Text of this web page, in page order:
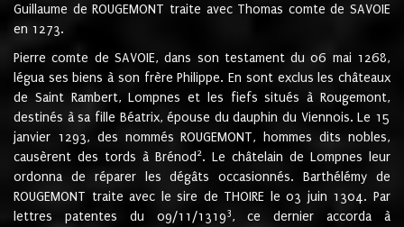
Guillaume de ROUGEMONT traite avec Thomas comte de SAVOIE
en 1273.
Pierre comte de SAVOIE, dans son testament du 06 mai 1268,
légua ses biens à son frère Philippe. En sont exclus les châteaux
de Saint Rambert, Lompnes et les fiefs situés à Rougemont,
destinés à sa fille Béatrix, épouse du dauphin du Viennois. Le 15
janvier 1293, des nommés ROUGEMONT, hommes dits nobles,
causèrent des tords à Brénod 2. Le châtelain de Lompnes leur
ordonna de réparer les dégâts occasionnés. Barthélémy de
ROUGEMONT traite avec le sire de THOIRE le 03 juin 1304. Par
lettres patentes du 09/11/13193, ce dernier accorda à